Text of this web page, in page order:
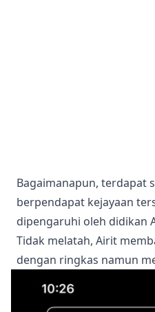
Bagaimanapun, terdapat
berpendapat kejayaan
dipengaruhi oleh didikan
Tidak melatah, Airit
dengan ringkas namun